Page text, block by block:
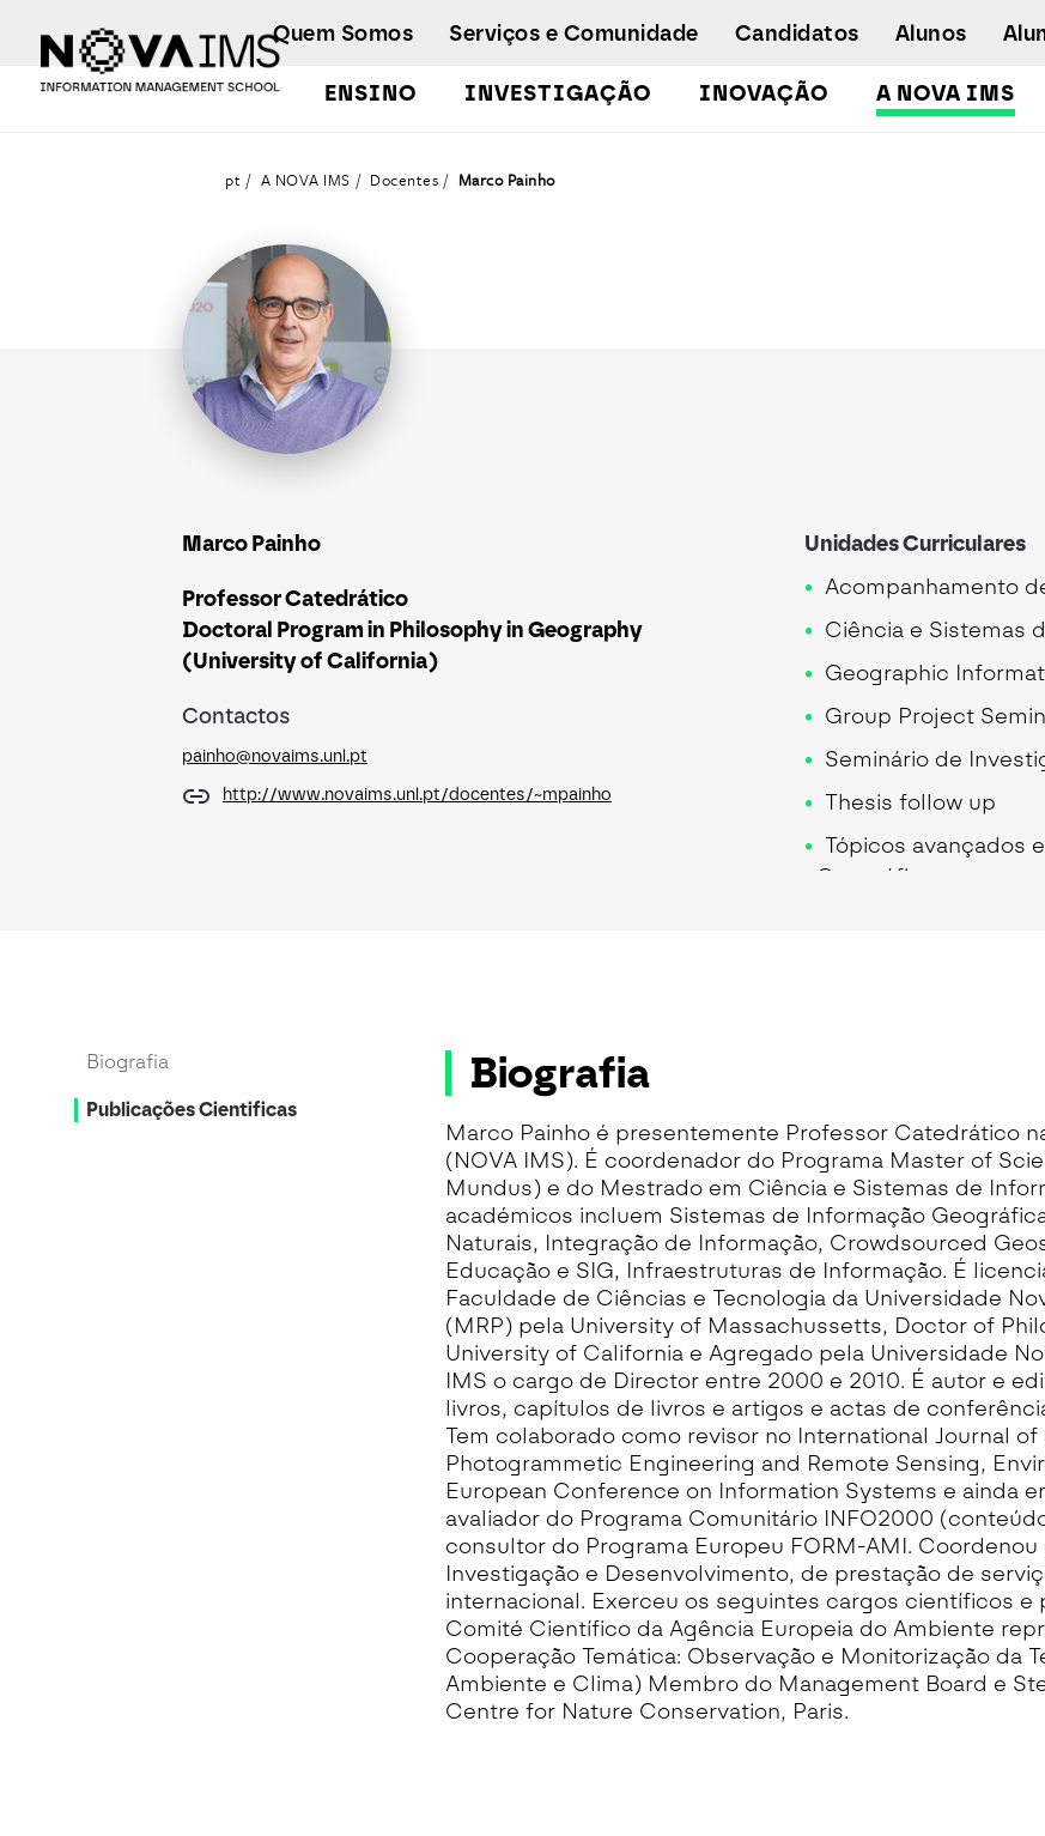
ENSINO INVESTIGAÇÃO INOVAÇÃO A NOVA IMS
Quem Somos Serviços e Comunidade Candidatos Alunos
pt A NOVA IMS Docentes Marco Painho
Marco Painho
Professor Catedrático
Doctoral Program in Philosophy in Geography
(University of California)
Contactos
painho@novaims.unl.pt
http://www.novaims.unl.pt/docentes/~mpainho
Unidades Curriculares
Acompanhamento
Ciência e Sistemas
Geographic
Group Project
Seminário de
Thesis follow up
Tópicos avançados
Geográfica
Biografia
Publicações Cientificas
Biografia
Marco Painho é presentemente Professor Catedrático
(NOVA IMS). É coordenador do Programa Master of
Mundus) e do Mestrado em Ciência e Sistemas de
académicos incluem Sistemas de Informação
Naturais, Integração de Informação, Crowdsourced
Educação e SIG, Infraestruturas de Informação. É
Faculdade de Ciências e Tecnologia da Universidade
(MRP) pela University of Massachussetts, Doctor of
University of California e Agregado pela Universidade
IMS o cargo de Director entre 2000 e 2010. É autor e
livros, capítulos de livros e artigos e actas de
Tem colaborado como revisor no International Journal
Photogrammetic Engineering and Remote Sensing,
European Conference on Information Systems e ainda
avaliador do Programa Comunitário INFO2000
consultor do Programa Europeu FORM-AMI.
Investigação e Desenvolvimento, de prestação de
internacional. Exerceu os seguintes cargos científicos
Comité Científico da Agência Europeia do Ambiente
Cooperação Temática: Observação e Monitorização da
Ambiente e Clima) Membro do Management Board e
Centre for Nature Conservation, Paris.